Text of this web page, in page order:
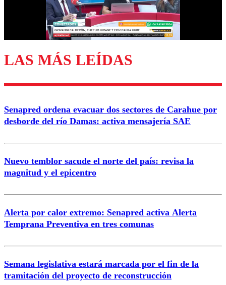
Enviar comentario
LAS MÁS LEÍDAS
Senapred ordena evacuar dos sectores de Carahue por
desborde del río Damas: activa mensajería SAE
Nuevo temblor sacude el norte del país: revisa la
magnitud y el epicentro
Alerta por calor extremo: Senapred activa Alerta
Temprana Preventiva en tres comunas
Semana legislativa estará marcada por el fin de la
tramitación del proyecto de reconstrucción